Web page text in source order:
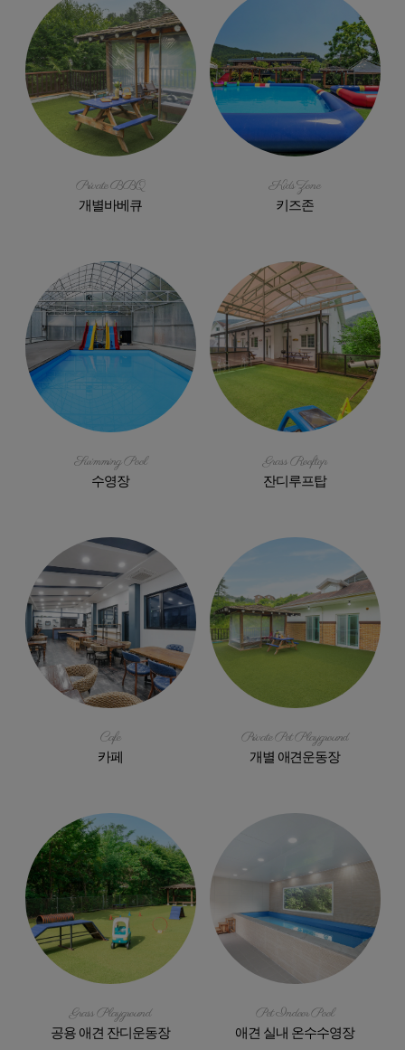
Private BBQ
개별바베큐
Kids Zone
키즈존
Swimming Pool
수영장
Grass Rooftop
잔디루프탑
Cafe
카페
Private Pet Playground
개별 애견운동장
Grass Playground
공용 애견 잔디운동장
Pet Indoor Pool
애견 실내 온수수영장